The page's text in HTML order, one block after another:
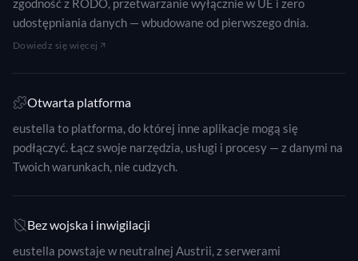
udostępniania danych — wbudowane od pierwszego dnia.
Dowiedz się więcej
Otwarta platforma
eustella to platforma, do której inne aplikacje mogą się
podłączyć. Łącz swoje narzędzia, usługi i procesy — z danymi na
Twoich warunkach, nie cudzych.
Bez wojska i inwigilacji
eustella powstaje w neutralnej Austrii, z serwerami